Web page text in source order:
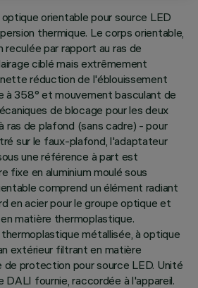
orientable pour source LED
thermique. Le corps orientable,
par rapport au ras de
ciblé mais extrêmement
réduction de l'éblouissement
à 358° et mouvement basculant de
de blocage pour les deux
ras de plafond (sans cadre) - pour
sur le faux-plafond, l'adaptateur
une référence à part est
fixe en aluminium moulé sous
comprend un élément radiant
en acier pour le groupe optique et
matière thermoplastique.
métallisée, à optique
extérieur filtrant en matière
de protection pour source LED. Unité
DALI fournie, raccordée à l'appareil.